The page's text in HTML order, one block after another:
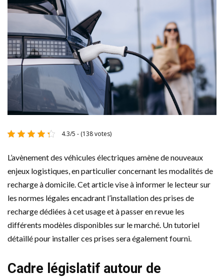
4.3/5 - (138 votes)
L’avènement des véhicules électriques amène de nouveaux
enjeux logistiques, en particulier concernant les modalités de
recharge à domicile. Cet article vise à informer le lecteur sur
les normes légales encadrant l’installation des prises de
recharge dédiées à cet usage et à passer en revue les
différents modèles disponibles sur le marché. Un tutoriel
détaillé pour installer ces prises sera également fourni.
Cadre législatif autour de